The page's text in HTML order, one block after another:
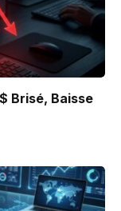
Brisé, Baisse